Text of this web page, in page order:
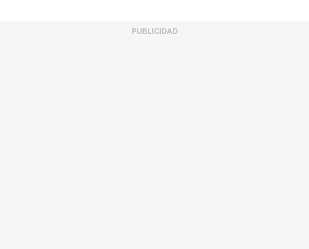
PUBLICIDAD